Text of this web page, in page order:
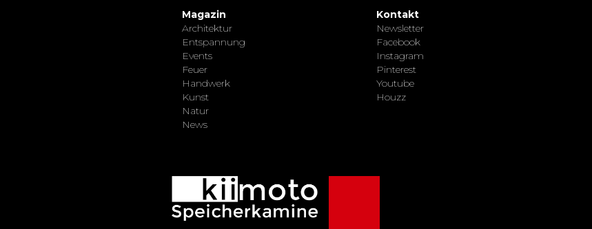
Magazin
Architektur
Entspannung
Events
Feuer
Handwerk
Kunst
Natur
News
Kontakt
Newsletter
Facebook
Instagram
Pinterest
Youtube
Houzz